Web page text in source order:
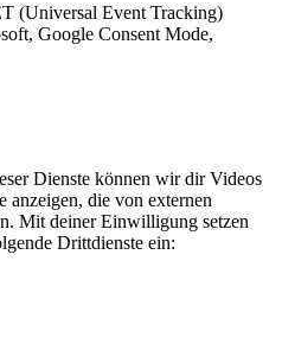
(Universal Event Tracking)
Google Consent Mode,
Dienste können wir dir Videos
anzeigen, die von externen
Mit deiner Einwilligung setzen
Drittdienste ein: